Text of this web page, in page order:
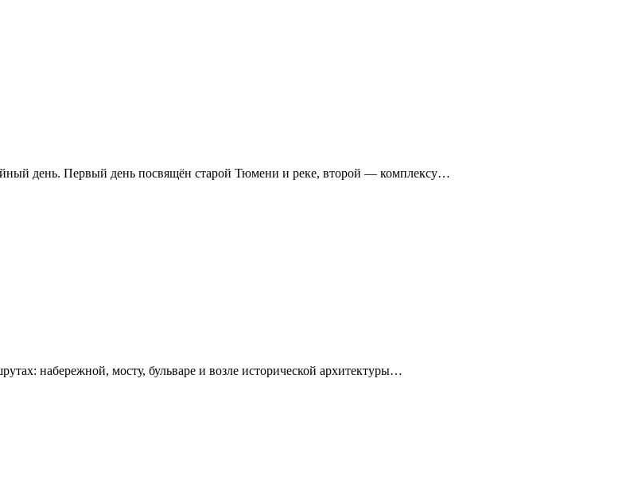
день. Первый день посвящён старой Тюмени и реке, второй — комплексу…
набережной, мосту, бульваре и возле исторической архитектуры…